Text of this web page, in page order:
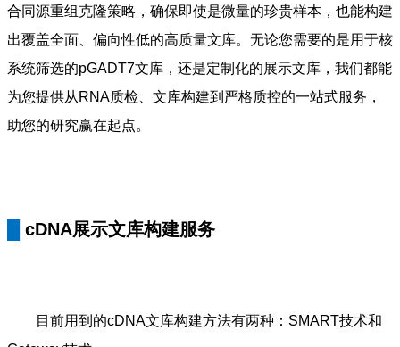
合同源重组克隆策略，确保即使是微量的珍贵样本，也能构建
出覆盖全面、偏向性低的高质量文库。无论您需要的是用于核
系统筛选的pGADT7文库，还是定制化的展示文库，我们都能
为您提供从RNA质检、文库构建到严格质控的一站式服务，
助您的研究赢在起点。
cDNA展示文库构建服务
目前用到的cDNA文库构建方法有两种：SMART技术和